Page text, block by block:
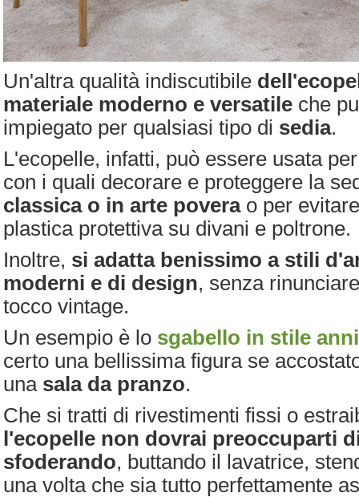
Un'altra qualità indiscutibile
materiale moderno e versatile che
impiegato per qualsiasi tipo di sedia.
L'ecopelle, infatti, può essere usata
con i quali decorare e proteggere la
classica o in arte poverao per
plastica protettiva su divani e poltrone.
Inoltre, si adatta benissimo a stili
moderni e di design, senza
tocco vintage.
Un esempio è lo sgabello in stile anni
certo una bellissima figura se
una sala da pranzo.
Che si tratti di rivestimenti fissi o
l'ecopelle non dovrai preoccuparti
sfoderando, buttando il lavatrice,
una volta che sia tutto perfettamente